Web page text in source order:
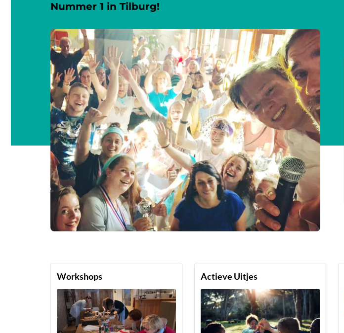
Nummer 1 in Tilburg!
Workshops Actieve Uitjes